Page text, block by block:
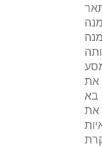
את
בא
את